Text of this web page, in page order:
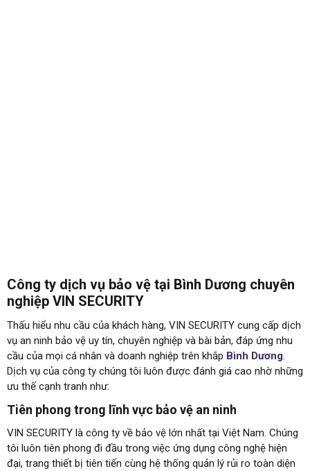
Công ty dịch vụ bảo vệ tại Bình Dương chuyên
nghiệp VIN SECURITY
Thấu hiểu nhu cầu của khách hàng, VIN SECURITY cung cấp dịch
vụ an ninh bảo vệ uy tín, chuyên nghiệp và bài bản, đáp ứng nhu
cầu của mọi cá nhân và doanh nghiệp trên khắp Bình Dương.
Dịch vụ của công ty chúng tôi luôn được đánh giá cao nhờ những
ưu thế cạnh tranh như:
Tiên phong trong lĩnh vực bảo vệ an ninh
VIN SECURITY là công ty về bảo vệ lớn nhất tại Việt Nam. Chúng
tôi luôn tiên phong đi đầu trong việc ứng dụng công nghệ hiện
đại, trang thiết bị tiên tiến cùng hệ thống quản lý rủi ro toàn diện